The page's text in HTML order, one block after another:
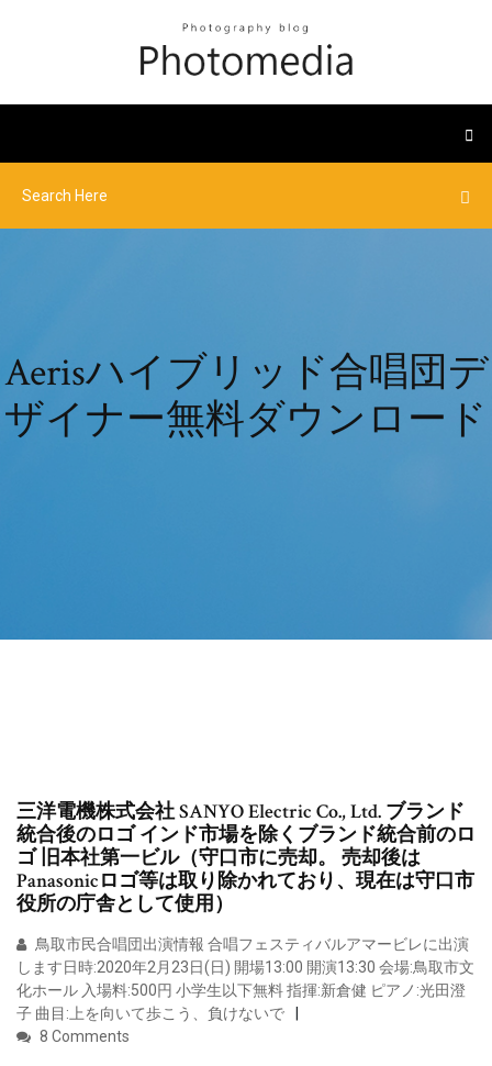
Aerisハイブリッド合唱団デ
ザイナー無料ダウンロード
三洋電機株式会社 SANYO Electric Co., Ltd. ブランド
統合後のロゴ インド市場を除くブランド統合前のロ
ゴ 旧本社第一ビル（守口市に売却。 売却後は
Panasonicロゴ等は取り除かれており、現在は守口市
役所の庁舎として使用）
鳥取市民合唱団出演情報 合唱フェスティバルアマービレに出演
します日時:2020年2月23日(日) 開場13:00 開演13:30 会場:鳥取市文
化ホール 入場料:500円 小学生以下無料 指揮:新倉健 ピアノ:光田澄
子 曲目:上を向いて歩こう、負けないで
8 Comments